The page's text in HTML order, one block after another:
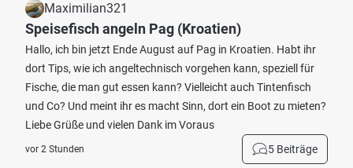
Maximilian321
Speisefisch angeln Pag (Kroatien)
Hallo, ich bin jetzt Ende August auf Pag in Kroatien. Habt ihr
dort Tips, wie ich angeltechnisch vorgehen kann, speziell für
Fische, die man gut essen kann? Vielleicht auch Tintenfisch
und Co? Und meint ihr es macht Sinn, dort ein Boot zu mieten?
Liebe Grüße und vielen Dank im Voraus
vor 2 Stunden 5 Beiträge